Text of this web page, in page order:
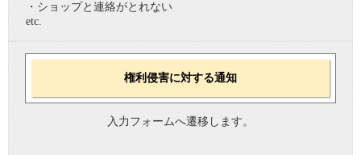
・ショップと連絡がとれない
etc.
権利侵害に対する通知
入力フォームへ遷移します。